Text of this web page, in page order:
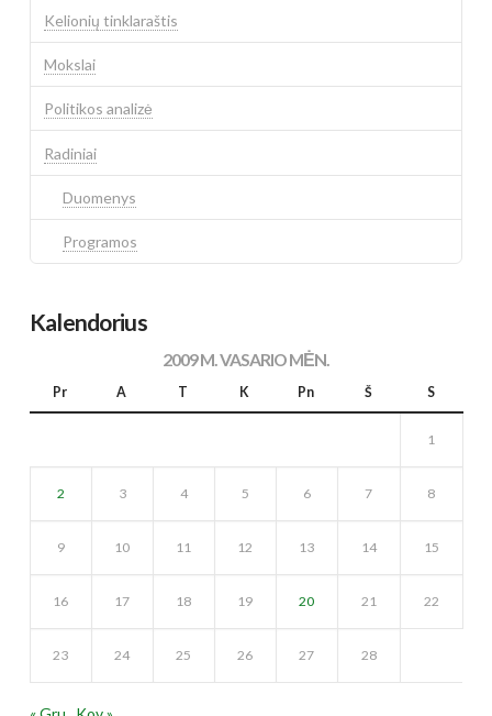
Kelionių tinklaraštis
Mokslai
Politikos analizė
Radiniai
Duomenys
Programos
Kalendorius
2009 M. VASARIO MĖN.
Pr A T K Pn Š S
1
2 3 4 5 6 7 8
9 10 11 12 13 14 15
16 17 18 19 20 21 22
23 24 25 26 27 28